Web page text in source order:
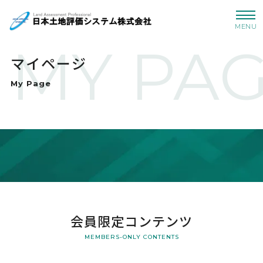
MENU
MY
マイページ
My Page
会員限定コンテンツ
MEMBERS-ONLY CONTENTS